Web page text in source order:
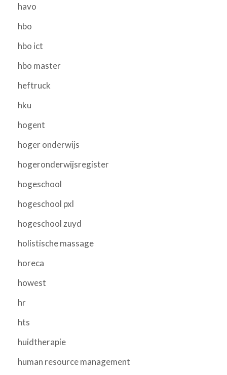
havo
hbo
hbo ict
hbo master
heftruck
hku
hogent
hoger onderwijs
hogeronderwijsregister
hogeschool
hogeschool pxl
hogeschool zuyd
holistische massage
horeca
howest
hr
hts
huidtherapie
human resource management